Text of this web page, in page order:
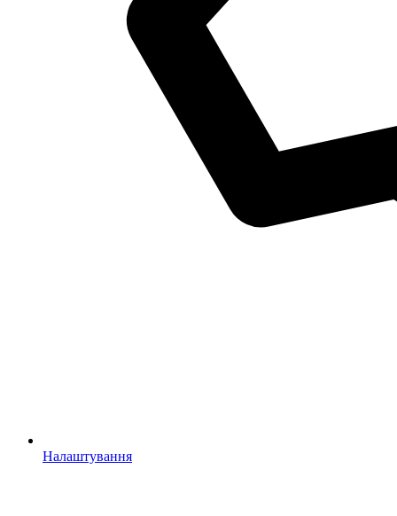
Налаштування